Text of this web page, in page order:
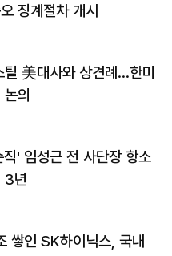
징계절차 개시
틸 美대사와 상견례…한미
의
직' 임성근 전 사단장 항소
3년
쌓인 SK하이닉스, 국내